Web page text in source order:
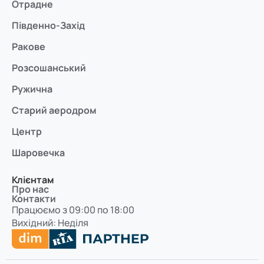
Отрадне
Південно-Захід
Ракове
Розсошанський
Ружична
Старий аеродром
Центр
Шаровечка
Клієнтам
Про нас
Контакти
Працюємо з 09:00 по 18:00
Вихідний: Неділя